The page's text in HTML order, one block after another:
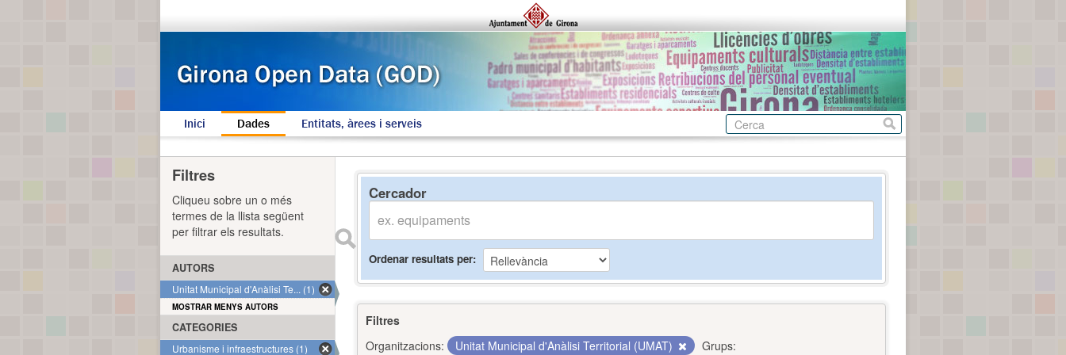
Inici Dades Entitats, àrees i serveis
Cercador
Ordenar resultats per
Filtres
Organitzacions:
Unitat Municipal d'Anàlisi Territorial (UMAT) Grups:
Filtres
Cliqueu sobre un o més
termes de la llista següent
per filtrar els resultats.
AUTORS
Unitat Municipal d'Anàlisi Te... (1)
MOSTRAR MENYS AUTORS
CATEGORIES
Urbanisme i infraestructures (1)